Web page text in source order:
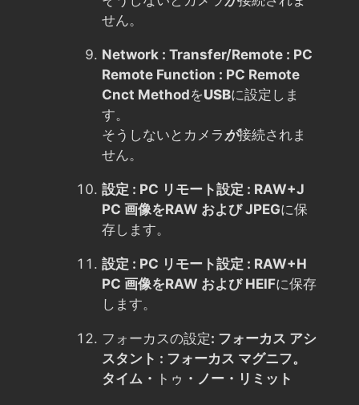
せん。
Network : Transfer/Remote : PC
Remote Function : PC Remote
Cnct MethodをUSBに設定しま
す。
そうしないとカメラ が接続されま
せん。
設定 : PC リモート設定 : RAW+J
PC 画像をRAW および JPEGに保
存します。
設定 : PC リモート設定 : RAW+H
PC 画像をRAW および HEIFに保存
します。
フォーカスの設定: フォーカス アシ
スタント : フォーカス マグニフ。
タイム・ トゥ ・ノー・リミット